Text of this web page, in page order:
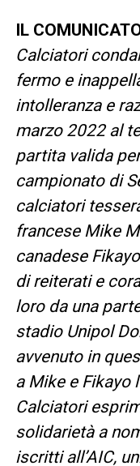
IL
Calciatori
fermo e
intolleranza e
marzo 2022 al
partita valida
campionato di
calciatori
francese Mike
canadese
di reiterati e
loro da una
stadio Unipol
avvenuto in
a Mike e Fikayo
Calciatori
solidarietà a
iscritti all’AIC,